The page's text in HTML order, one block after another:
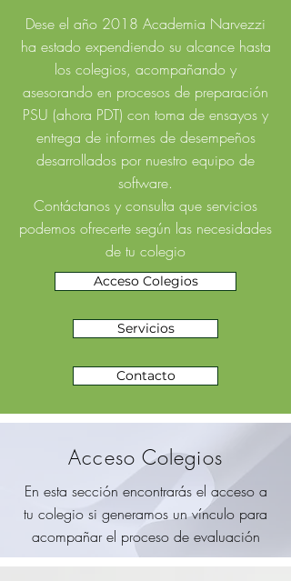
Dese el año 2018 Academia Narvezzi
ha estado expendiendo su alcance hasta
los colegios, acompañando y
asesorando en procesos de preparación
PSU (ahora PDT) con toma de ensayos y
entrega de informes de desempeños
desarrollados por nuestro equipo de
software.
Contáctanos y consulta que servicios
podemos ofrecerte según las necesidades
de tu colegio
Acceso Colegios
Servicios
Contacto
Acceso Colegios
En esta sección encontrarás el acceso a
tu colegio si generamos un vínculo para
acompañar el proceso de evaluación